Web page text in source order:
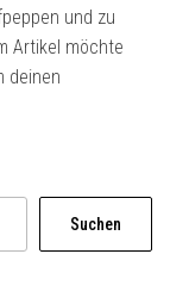
und zu
Artikel möchte
deinen
Suchen